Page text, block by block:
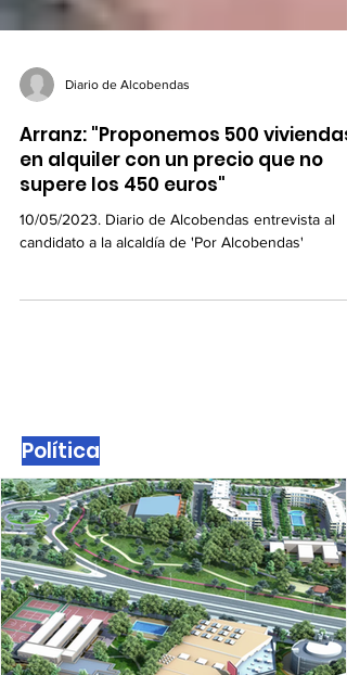
Arranz: "Proponemos 500 viviendas
en alquiler con un precio que no
supere los 450 euros"
Política